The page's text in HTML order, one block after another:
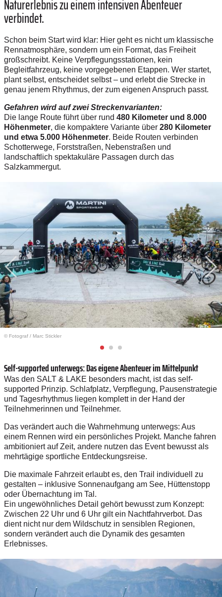
Naturerlebnis zu einem intensiven Abenteuer
verbindet.
Schon beim Start wird klar: Hier geht es nicht um klassische
Rennatmosphäre, sondern um ein Format, das Freiheit
großschreibt. Keine Verpflegungsstationen, kein
Begleitfahrzeug, keine vorgegebenen Etappen. Wer startet,
plant selbst, entscheidet selbst – und erlebt die Strecke in
genau jenem Rhythmus, der zum eigenen Anspruch passt.
Gefahren wird auf zwei Streckenvarianten:
Die lange Route führt über rund 480 Kilometer und 8.000
Höhenmeter, die kompaktere Variante über 280 Kilometer
und etwa 5.000 Höhenmeter. Beide Routen verbinden
Schotterwege, Forststraßen, Nebenstraßen und
landschaftlich spektakuläre Passagen durch das
Salzkammergut.
© Fotograf / Marc Stickler
Self-supported unterwegs: Das eigene Abenteuer im Mittelpunkt
Was den SALT & LAKE besonders macht, ist das self-
supported Prinzip. Schlafplatz, Verpflegung, Pausenstrategie
und Tagesrhythmus liegen komplett in der Hand der
Teilnehmerinnen und Teilnehmer.
Das verändert auch die Wahrnehmung unterwegs: Aus
einem Rennen wird ein persönliches Projekt. Manche fahren
ambitioniert auf Zeit, andere nutzen das Event bewusst als
mehrtägige sportliche Entdeckungsreise.
Die maximale Fahrzeit erlaubt es, den Trail individuell zu
gestalten – inklusive Sonnenaufgang am See, Hüttenstopp
oder Übernachtung im Tal.
Ein ungewöhnliches Detail gehört bewusst zum Konzept:
Zwischen 22 Uhr und 6 Uhr gilt ein Nachtfahrverbot. Das
dient nicht nur dem Wildschutz in sensiblen Regionen,
sondern verändert auch die Dynamik des gesamten
Erlebnisses.